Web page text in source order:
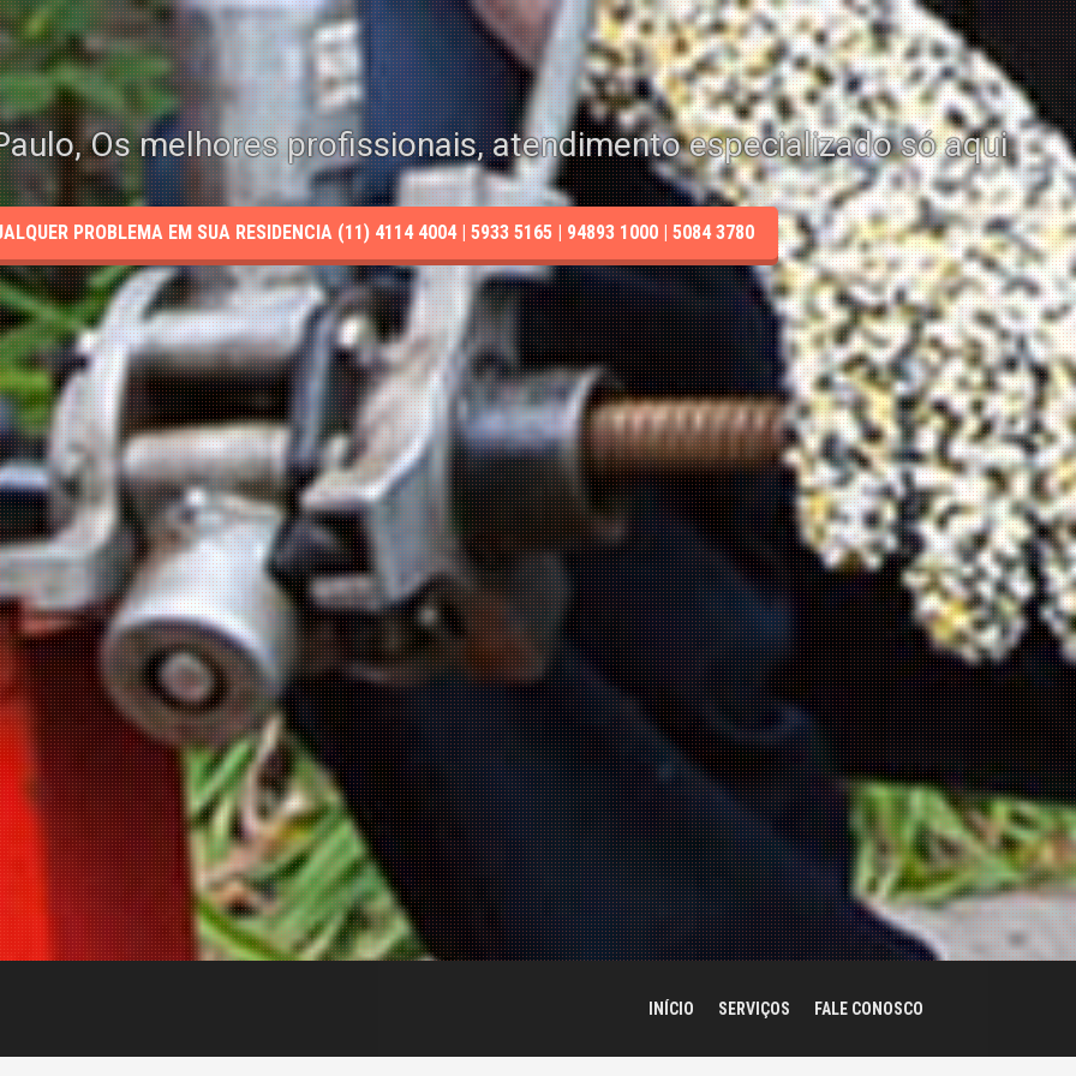
Os melhores profissionais, atendimento especializado só aqui
PROBLEMA EM SUA RESIDENCIA (11) 4114 4004 | 5933 5165 | 94893 1000 | 5084 3780
INÍCIO SERVIÇOS FALE CONOSCO